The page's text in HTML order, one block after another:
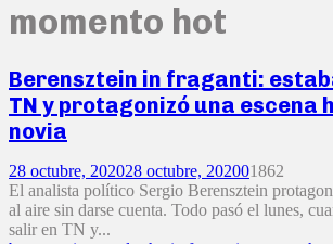
momento hot
Berensztein in fraganti:
TN y protagonizó una escena
novia
28 octubre, 202028 octubre, 202001862
El analista político Sergio Berensztein
al aire sin darse cuenta. Todo pasó el lunes,
salir en TN y...